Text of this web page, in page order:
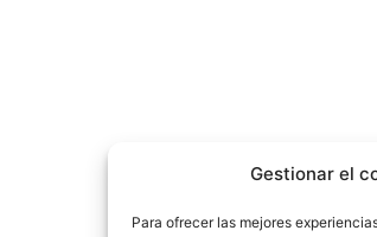
Gestionar el
Para ofrecer las mejores